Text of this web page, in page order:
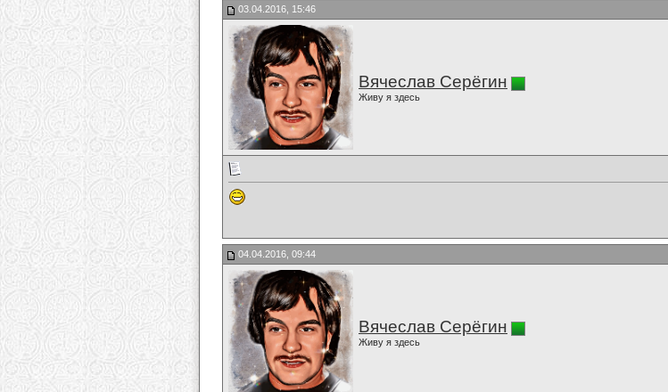
03.04.2016, 15:46
Вячеслав Серёгин
Живу я здесь
04.04.2016, 09:44
Вячеслав Серёгин
Живу я здесь